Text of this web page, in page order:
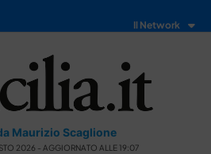
Il Network
Maurizio Scaglione
2026 - AGGIORNATO ALLE 19:07